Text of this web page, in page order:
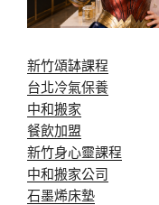
新竹頌缽課程
台北冷氣保養
中和搬家
餐飲加盟
新竹身心靈課程
中和搬家公司
石墨烯床墊